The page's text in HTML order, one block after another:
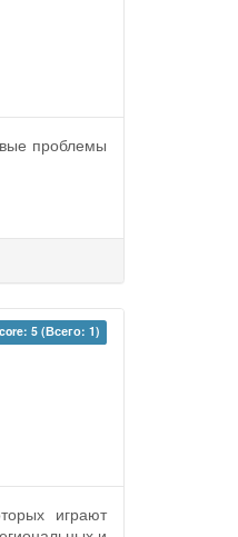
проблемы
5 (Всего: 1)
играют